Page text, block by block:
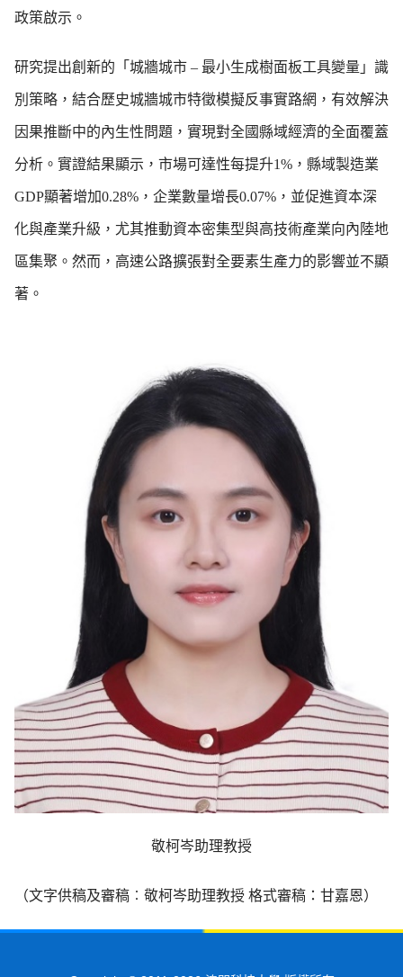
政策啟示。
研究提出創新的「城牆城市 – 最小生成樹面板工具變量」識
別策略，結合歷史城牆城市特徵模擬反事實路網，有效解決
因果推斷中的內生性問題，實現對全國縣域經濟的全面覆蓋
分析。實證結果顯示，市場可達性每提升1%，縣域製造業
GDP顯著增加0.28%，企業數量增長0.07%，並促進資本深
化與產業升級，尤其推動資本密集型與高技術產業向內陸地
區集聚。然而，高速公路擴張對全要素生產力的影響並不顯
著。
敬柯岑助理教授
（文字供稿及審稿︰敬柯岑助理教授 格式審稿：甘嘉恩）